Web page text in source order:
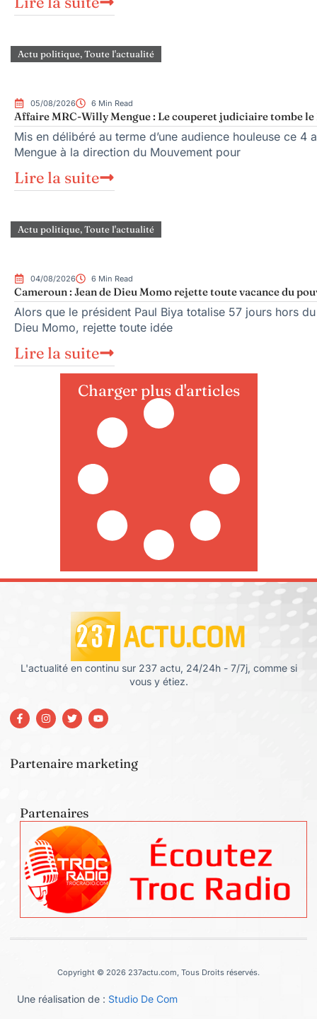
Actu politique,Toute l'actualité
05/08/2026 6 Min Read
Affaire MRC-Willy Mengue : Le couperet judiciaire tombe le
Mis en délibéré au terme d’une audience houleuse ce
Mengue à la direction du Mouvement pour
Lire la suite
Actu politique,Toute l'actualité
04/08/2026 6 Min Read
Cameroun : Jean de Dieu Momo rejette toute vacance du
Alors que le président Paul Biya totalise 57 jours hors
Dieu Momo, rejette toute idée
Lire la suite
Charger plus d'articles
L'actualité en continu sur 237 actu, 24/24h - 7/7j, comme si
vous y étiez.
Partenaire marketing
Partenaires
Copyright © 2026 237actu.com, Tous Droits réservés.
Une réalisation de : Studio De Com